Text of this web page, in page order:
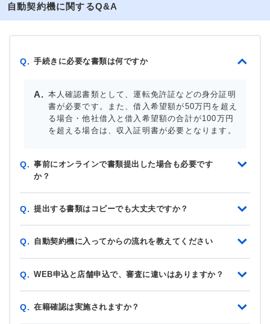
自動契約機に関するQ&A
Q. 手続きに必要な書類は何ですか
本人確認書類として、運転免許証などの身分証明
書が必要です。また、借入希望額が50万円を超え
る場合・他社借入と借入希望額の合計が100万円
を超える場合は、収入証明書が必要となります。
Q. 事前にオンラインで書類提出した場合も必要です
か？
Q. 提出する書類はコピーでも大丈夫ですか？
Q. 自動契約機に入ってからの流れを教えてください
Q. WEB申込と店舗申込で、審査に違いはありますか？
Q. 在籍確認は実施されますか？